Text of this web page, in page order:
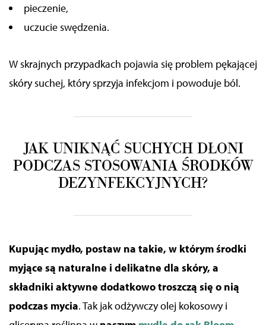
pieczenie,
uczucie swędzenia.
W skrajnych przypadkach pojawia się problem pękającej
skórysuchej, który sprzyja infekcjom i powoduje ból.
JAK UNIKNĄĆ SUCHYCH DŁONI
PODCZAS STOSOWANIA ŚRODKÓW
DEZYNFEKCYJNYCH?
Kupując mydło, postaw na takie, w którym środki
myjące są naturalne i delikatne dla skóry, a
składniki aktywne dodatkowotroszczą się o nią
podczas mycia. Tak jak odżywczy olej kokosowy i